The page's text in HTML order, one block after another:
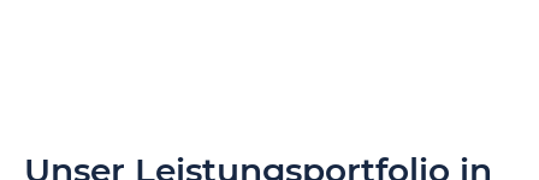
Unser Leistungsportfolio in